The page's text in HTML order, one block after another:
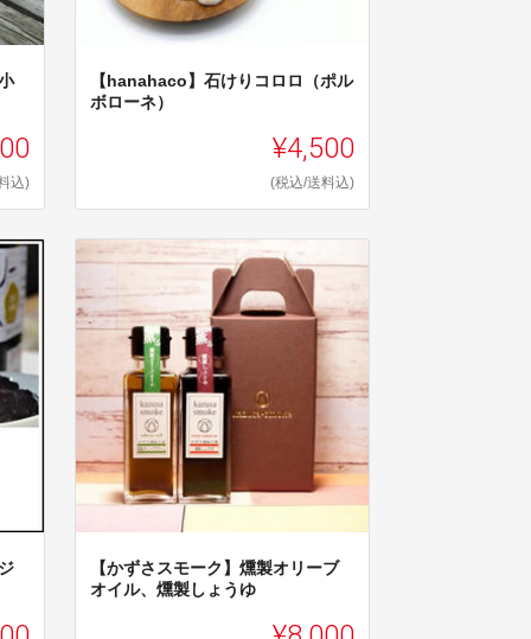
込)
【hanahaco】石けりコロロ（ポル
ボローネ）
¥4,500
(税込/送料込)
【かずさスモーク】燻製オリーブ
オイル、燻製しょうゆ